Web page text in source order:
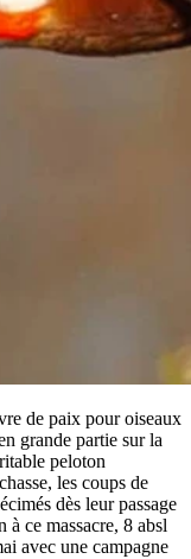
de paix pour oiseaux
grande partie sur la
peloton
les coups de
dès leur passage
ce massacre, 8 absl
avec une campagne